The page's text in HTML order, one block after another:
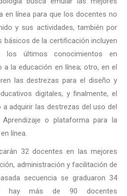
en línea para que los docentes no
y sus actividades, también por
de la certificación incluyen
los últimos conocimientos en
a la educación en línea; otro, en el
las destrezas para el diseño y
digitales, y finalmente, el
adquirir las destrezas del uso del
o plataforma para la
línea.
32 docentes en las mejores
administración y facilitación de
secuencia se graduaron 34
hay más de 90 docentes